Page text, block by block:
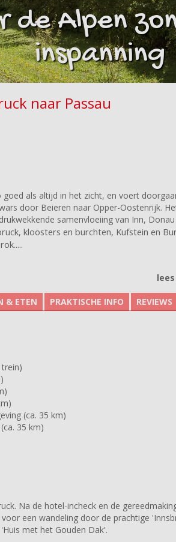
de Alpen
inspanning
naar Passau
goed als altijd in het zicht, en voert
door Beieren naar Opper-Oostenrijk.
samenvloeiing van Inn, Donau
kloosters en burchten, Kufstein en
& ETEN PRAKTISCHE INFO REVIEWS
(ca. 35 km)
35 km)
Na de hotel-incheck en de
een wandeling door de prachtige
met het Gouden Dak'.